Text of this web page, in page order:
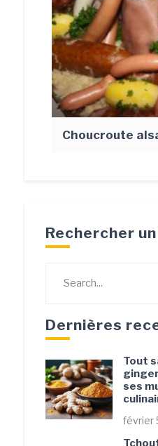
Choucroute
Rechercher
Dernières
Tout
ses
février